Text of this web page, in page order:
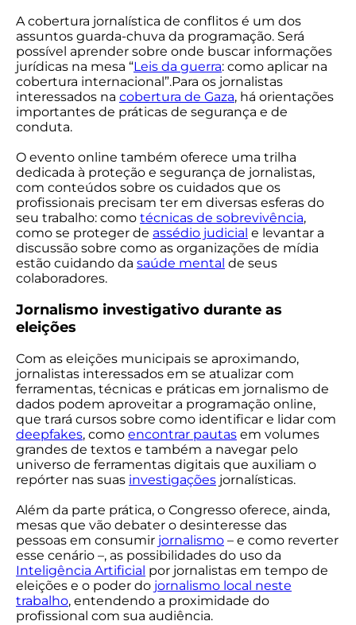
A cobertura jornalística de conflitos é um dos
assuntos guarda-chuva da programação. Será
possível aprender sobre onde buscar informações
jurídicas na mesa “Leis da guerra: como aplicar na
cobertura internacional”.Para os jornalistas
interessados na cobertura de Gaza, há orientações
importantes de práticas de segurança e de
conduta.
O evento online também oferece uma trilha
dedicada à proteção e segurança de jornalistas,
com conteúdos sobre os cuidados que os
profissionais precisam ter em diversas esferas do
seu trabalho: como técnicas de sobrevivência,
como se proteger de assédio judicial e levantar a
discussão sobre como as organizações de mídia
estão cuidando da saúde mental de seus
colaboradores.
Jornalismo investigativo durante as
eleições
Com as eleições municipais se aproximando,
jornalistas interessados em se atualizar com
ferramentas, técnicas e práticas em jornalismo de
dados podem aproveitar a programação online,
que trará cursos sobre como identificar e lidar com
deepfakes, como encontrar pautas em volumes
grandes de textos e também a navegar pelo
universo de ferramentas digitais que auxiliam o
repórter nas suas investigações jornalísticas.
Além da parte prática, o Congresso oferece, ainda,
mesas que vão debater o desinteresse das
pessoas em consumir jornalismo – e como reverter
esse cenário –, as possibilidades do uso da
Inteligência Artificial por jornalistas em tempo de
eleições e o poder do jornalismo local neste
trabalho, entendendo a proximidade do
profissional com sua audiência.